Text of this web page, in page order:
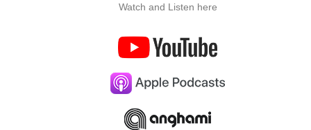
Watch and Listen here